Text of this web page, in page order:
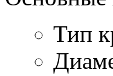
Тип